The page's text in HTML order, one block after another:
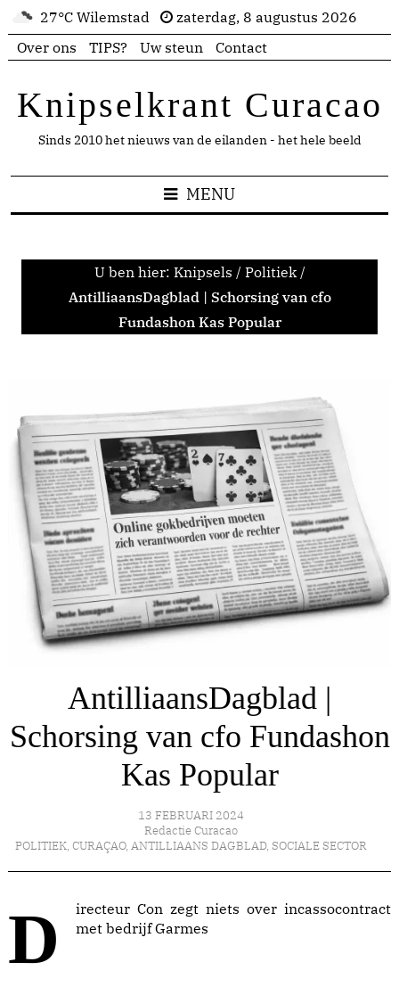
27°C Wilemstad
zaterdag, 8 augustus 2026
Over ons
TIPS? Uw steun Contact
Knipselkrant Curacao
Sinds 2010 het nieuws van de eilanden - het hele beeld
MENU
U ben hier: Knipsels / Politiek /
AntilliaansDagblad | Schorsing van cfo
Fundashon Kas Popular
AntilliaansDagblad |
Schorsing van cfo Fundashon
Kas Popular
13 FEBRUARI 2024
Redactie Curacao
POLITIEK, CURAÇAO, ANTILLIAANS DAGBLAD, SOCIALE SECTOR
Directeur Con zegt niets over incassocontract met bedrijf Garmes